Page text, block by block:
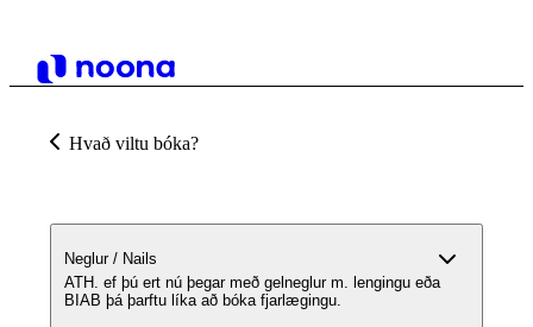
Hvað viltu bóka?
Neglur / Nails
ATH. ef þú ert nú þegar með gelneglur m. lengingu eða
BIAB þá þarftu líka að bóka fjarlægingu.